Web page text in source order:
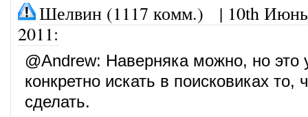
Шелвин (1117 комм.) | 10th
2011:
@Andrew: Наверняка можно, но это
конкретно искать в поисковиках то,
сделать.